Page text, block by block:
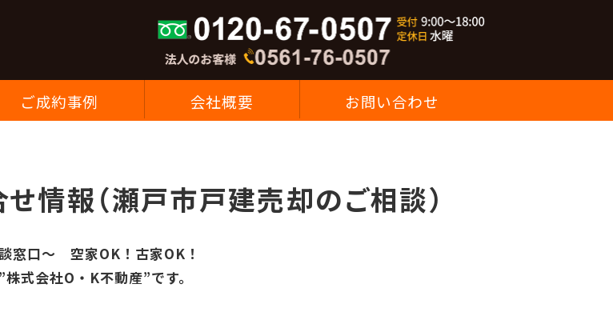
空家OK！古家OK！あいちの売却相談窓口｜株式会社O・K不動産
ご成約事例 会社概要 お問い合わせ
情報（瀬戸市戸建売却のご相談）
窓口～ 空家OK！古家OK！
式会社O・K不動産”です。